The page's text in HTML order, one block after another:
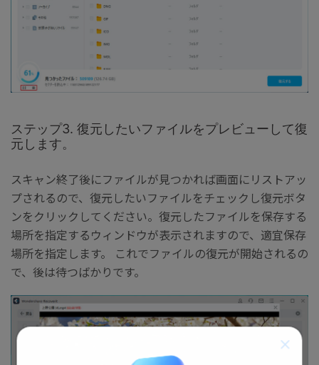
ステップ3. 復元したいファイルをプレビューして復
元します。
スキャン終了後にファイルが見つかれば画面にリストアッ
プされるので、復元したいファイルをチェックし復元ボタ
ンをクリックしてください。復元したファイルを保存する
場所を指定するウィンドウが表示されますので、適宜保存
場所を指定します。 これでファイルの復元が開始されるの
で、後は待つばかりです。